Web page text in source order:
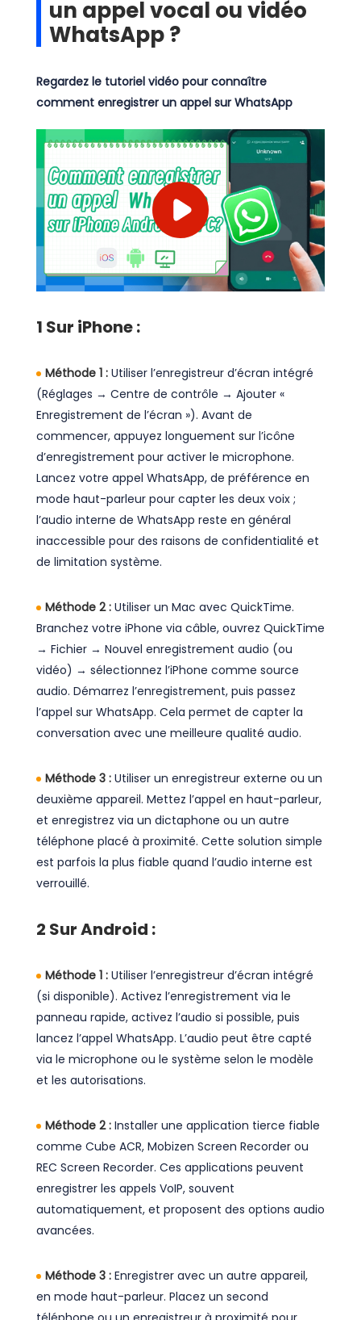
un appel vocal ou vidéo
WhatsApp ?
Regardez le tutoriel vidéo pour connaître
comment enregistrer un appel sur WhatsApp
1 Sur iPhone :
Méthode 1 : Utiliser l’enregistreur d’écran intégré
(Réglages → Centre de contrôle → Ajouter «
Enregistrement de l’écran »). Avant de
commencer, appuyez longuement sur l’icône
d’enregistrement pour activer le microphone.
Lancez votre appel WhatsApp, de préférence en
mode haut-parleur pour capter les deux voix ;
l’audio interne de WhatsApp reste en général
inaccessible pour des raisons de confidentialité et
de limitation système.
Méthode 2 : Utiliser un Mac avec QuickTime.
Branchez votre iPhone via câble, ouvrez QuickTime
→ Fichier → Nouvel enregistrement audio (ou
vidéo) → sélectionnez l’iPhone comme source
audio. Démarrez l’enregistrement, puis passez
l’appel sur WhatsApp. Cela permet de capter la
conversation avec une meilleure qualité audio.
Méthode 3 : Utiliser un enregistreur externe ou un
deuxième appareil. Mettez l’appel en haut-parleur,
et enregistrez via un dictaphone ou un autre
téléphone placé à proximité. Cette solution simple
est parfois la plus fiable quand l’audio interne est
verrouillé.
2 Sur Android :
Méthode 1 : Utiliser l’enregistreur d’écran intégré
(si disponible). Activez l’enregistrement via le
panneau rapide, activez l’audio si possible, puis
lancez l’appel WhatsApp. L’audio peut être capté
via le microphone ou le système selon le modèle
et les autorisations.
Méthode 2 : Installer une application tierce fiable
comme Cube ACR, Mobizen Screen Recorder ou
REC Screen Recorder. Ces applications peuvent
enregistrer les appels VoIP, souvent
automatiquement, et proposent des options audio
avancées.
Méthode 3 : Enregistrer avec un autre appareil,
en mode haut-parleur. Placez un second